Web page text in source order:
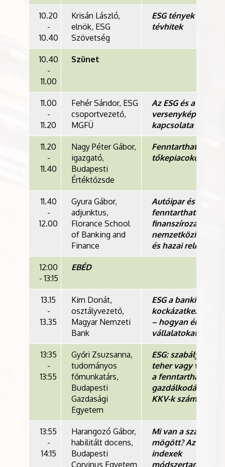
10.20
-
10.40
Krisán László,
elnök, ESG
Szövetség
ESG tények és
tévhitek
10.40
-
11.00
Szünet
11.00
-
11.20
Fehér Sándor, ESG
csoportvezető,
MGFÜ
Az ESG és a
versenyképesség
kapcsolata
11.20
-
11.40
Nagy Péter Gábor,
igazgató,
Budapesti
Értéktőzsde
Fenntarthatóság a
tőkepiacokon
11.40
-
12.00
Gyura Gábor,
adjunktus,
Florance School
of Banking and
Finance
Autóipar és
fenntartható
finanszírozás:
nemzetközi
és hazai
12:00
- 13:15
EBÉD
13.15
-
13.35
Kim Donát,
osztályvezető,
Magyar Nemzeti
Bank
ESG a banki
– hogyan érinti a
vállalatokat?
13:35
-
13:55
Győri Zsuzsanna,
tudományos
főmunkatárs,
Budapesti
Gazdasági
Egyetem
ESG: szabályozási
teher vagy valódi
a fenntarthatóbb
gazdálkodáshoz a
KKV-k számára?
13:55
-
14:15
Harangozó Gábor,
habilitált docens,
Budapesti
Corvinus Egyetem
Mi van a számok
mögött? Az ESG
indexek
módszertani